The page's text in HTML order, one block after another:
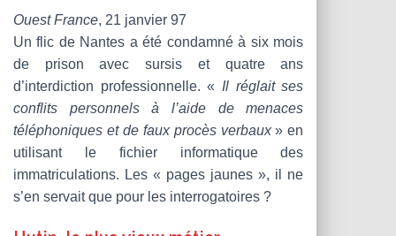
Ouest France, 21 janvier 97
Un flic de Nantes a été condamné à six mois
de prison avec sursis et quatre ans
d’interdiction professionnelle. « Il réglait ses
conflits personnels à l’aide de menaces
téléphoniques et de faux procès verbaux» en
utilisant le fichier informatique des
immatriculations. Les « pages jaunes », il ne
s’en servait que pour les interrogatoires ?